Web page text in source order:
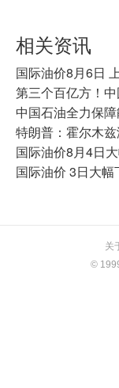
相关资讯
国际油价8月6日
中国石油全力保
特朗普：霍尔木
国际油价8月4日
国际油价 3日大幅
关
©